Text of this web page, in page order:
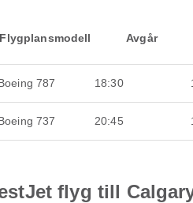
Flygplansmodell Avgår
787 18:30
737 20:45
flyg till